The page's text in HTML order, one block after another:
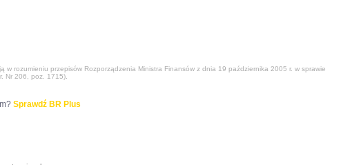
rozumieniu przepisów Rozporządzenia Ministra Finansów z dnia 19 października 2005 r. w sprawie
Nr 206, poz. 1715).
Sprawdź BR Plus